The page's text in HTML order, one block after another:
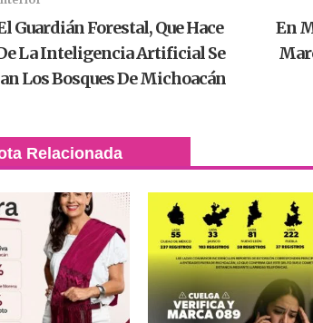
Guardián Forestal, Que Hace
La Inteligencia Artificial Se
Los Bosques De Michoacán
En
Relacionada